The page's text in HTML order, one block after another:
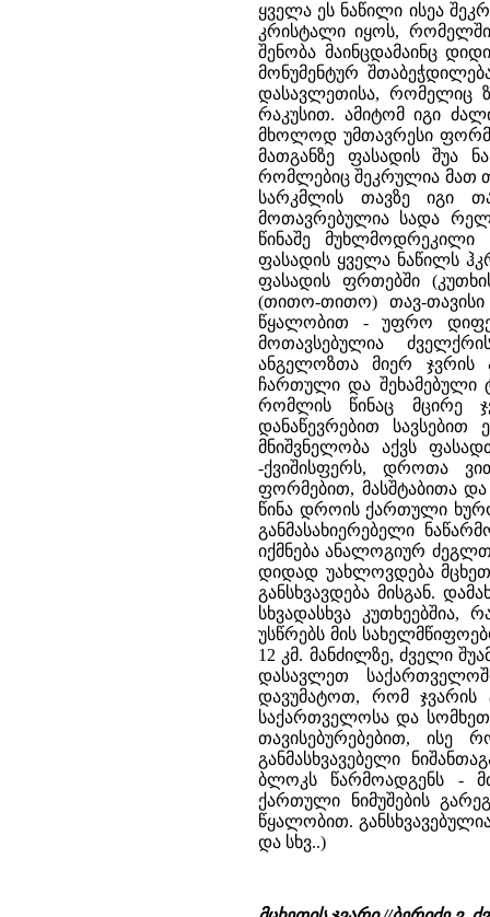
ყველა ეს ნაწილი ისეა
კრისტალი იყოს,
შენობა მაინცდამაინც
მონუმენტურ
დასავლეთისა, რომელიც
რაკუსით. ამიტომ იგი
მხოლოდ უმთავრესი
მათგანზე ფასადის შუა
რომლებიც შეკრულია მათ
სარკმლის თავზე იგი
მოთავრებულია სადა
წინაშე მუხლმოდრეკილი
ფასადის ყველა ნაწილს
ფასადის ფრთებში
(თითო-თითო) თავ-
წყალობით - უფრო
მოთავსებულია
ანგელოზთა მიერ ჯვრის
ჩართული და შეხამებული
რომლის წინაც მცირე
დანაწევრებით სავსებით
მნიშვნელობა აქვს
-ქვიშისფერს, დროთა
ფორმებით, მასშტაბითა
წინა დროის ქართული
განმასახიერებელი
იქმნება ანალოგიურ
დიდად უახლოვდება
განსხვავდება მისგან.
სხვადასხვა
უსწრებს მის
12 კმ. მანძილზე, ძველი
დასავლეთ
დავუმატოთ, რომ ჯვარის
საქართველოსა და
თავისებურებებით,
განმასხვავებელი
ბლოკს წარმოადგენს -
ქართული ნიმუშების
წყალობით.
და სხვ..)